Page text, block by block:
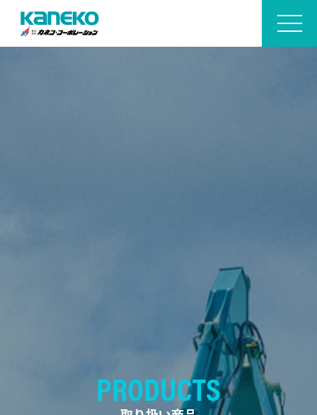
PRODUCTS